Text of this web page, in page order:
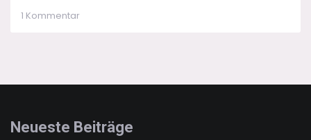
1 Kommentarzu
Neueste Beiträge